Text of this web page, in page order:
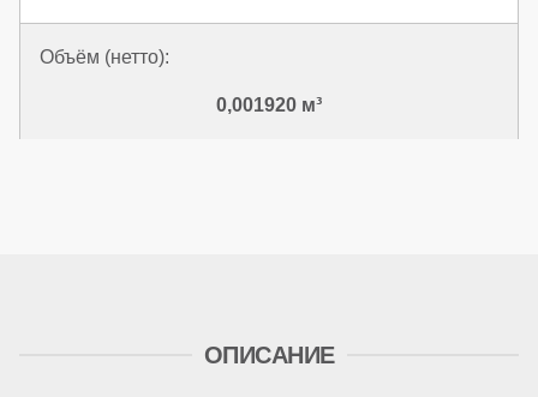
Объём (нетто):
0,001920 м³
ОПИСАНИЕ